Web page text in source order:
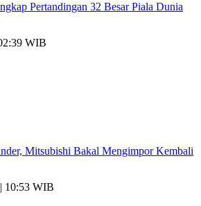
Pertandingan 32 Besar Piala Dunia
WIB
Mitsubishi Bakal Mengimpor Kembali
10:53 WIB